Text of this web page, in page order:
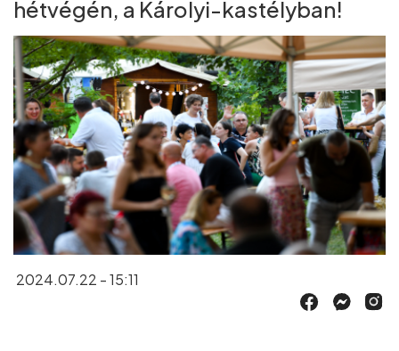
hétvégén, a Károlyi-kastélyban!
2024.07.22 - 15:11